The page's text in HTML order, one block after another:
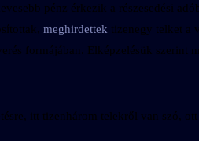
pénz érkezik a részesedési
meghirdettek tizenegy telket a
formájában. Elképzelésük szerint
itt tizenhárom telekről van szó,